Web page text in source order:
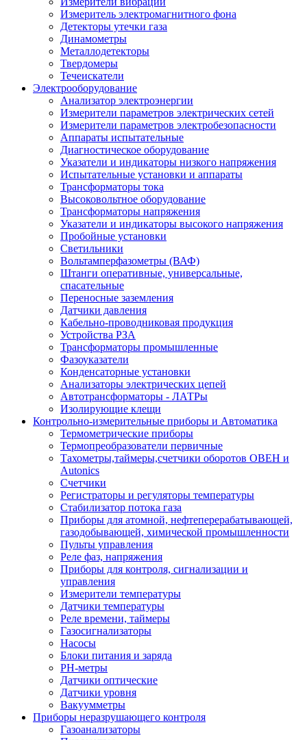
Измеритель электромагнитного фона
Детекторы утечки газа
Динамометры
Металлодетекторы
Твердомеры
Течеискатели
Электрооборудование
Анализатор электроэнергии
Измерители параметров электрических сетей
Измерители параметров электробезопасности
Аппараты испытательные
Диагностическое оборудование
Указатели и индикаторы низкого напряжения
Испытательные установки и аппараты
Трансформаторы тока
Высоковольтное оборудование
Трансформаторы напряжения
Указатели и индикаторы высокого напряжения
Пробойные установки
Светильники
Вольтамперфазометры (ВАФ)
Штанги оперативные, универсальные,
спасательные
Переносные заземления
Датчики давления
Кабельно-проводниковая продукция
Устройства РЗА
Трансформаторы промышленные
Фазоуказатели
Конденсаторные установки
Анализаторы электрических цепей
Автотрансформаторы - ЛАТРы
Изолирующие клещи
Контрольно-измерительные приборы и Автоматика
Термометрические приборы
Термопреобразователи первичные
Тахометры,таймеры,счетчики оборотов ОВЕН и
Autonics
Счетчики
Регистраторы и регуляторы температуры
Стабилизатор потока газа
Приборы для атомной, нефтеперерабатывающей,
газодобывающей, химической промышленности
Пульты управления
Реле фаз, напряжения
Приборы для контроля, сигнализации и
управления
Измерители температуры
Датчики температуры
Реле времени, таймеры
Газосигнализаторы
Насосы
Блоки питания и заряда
PH-метры
Датчики оптические
Датчики уровня
Вакуумметры
Приборы неразрушающего контроля
Газоанализаторы